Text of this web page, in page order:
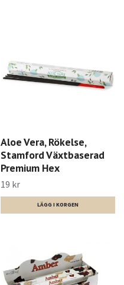
Aloe Vera, Rökelse,
Stamford Växtbaserad
Premium Hex
19 kr